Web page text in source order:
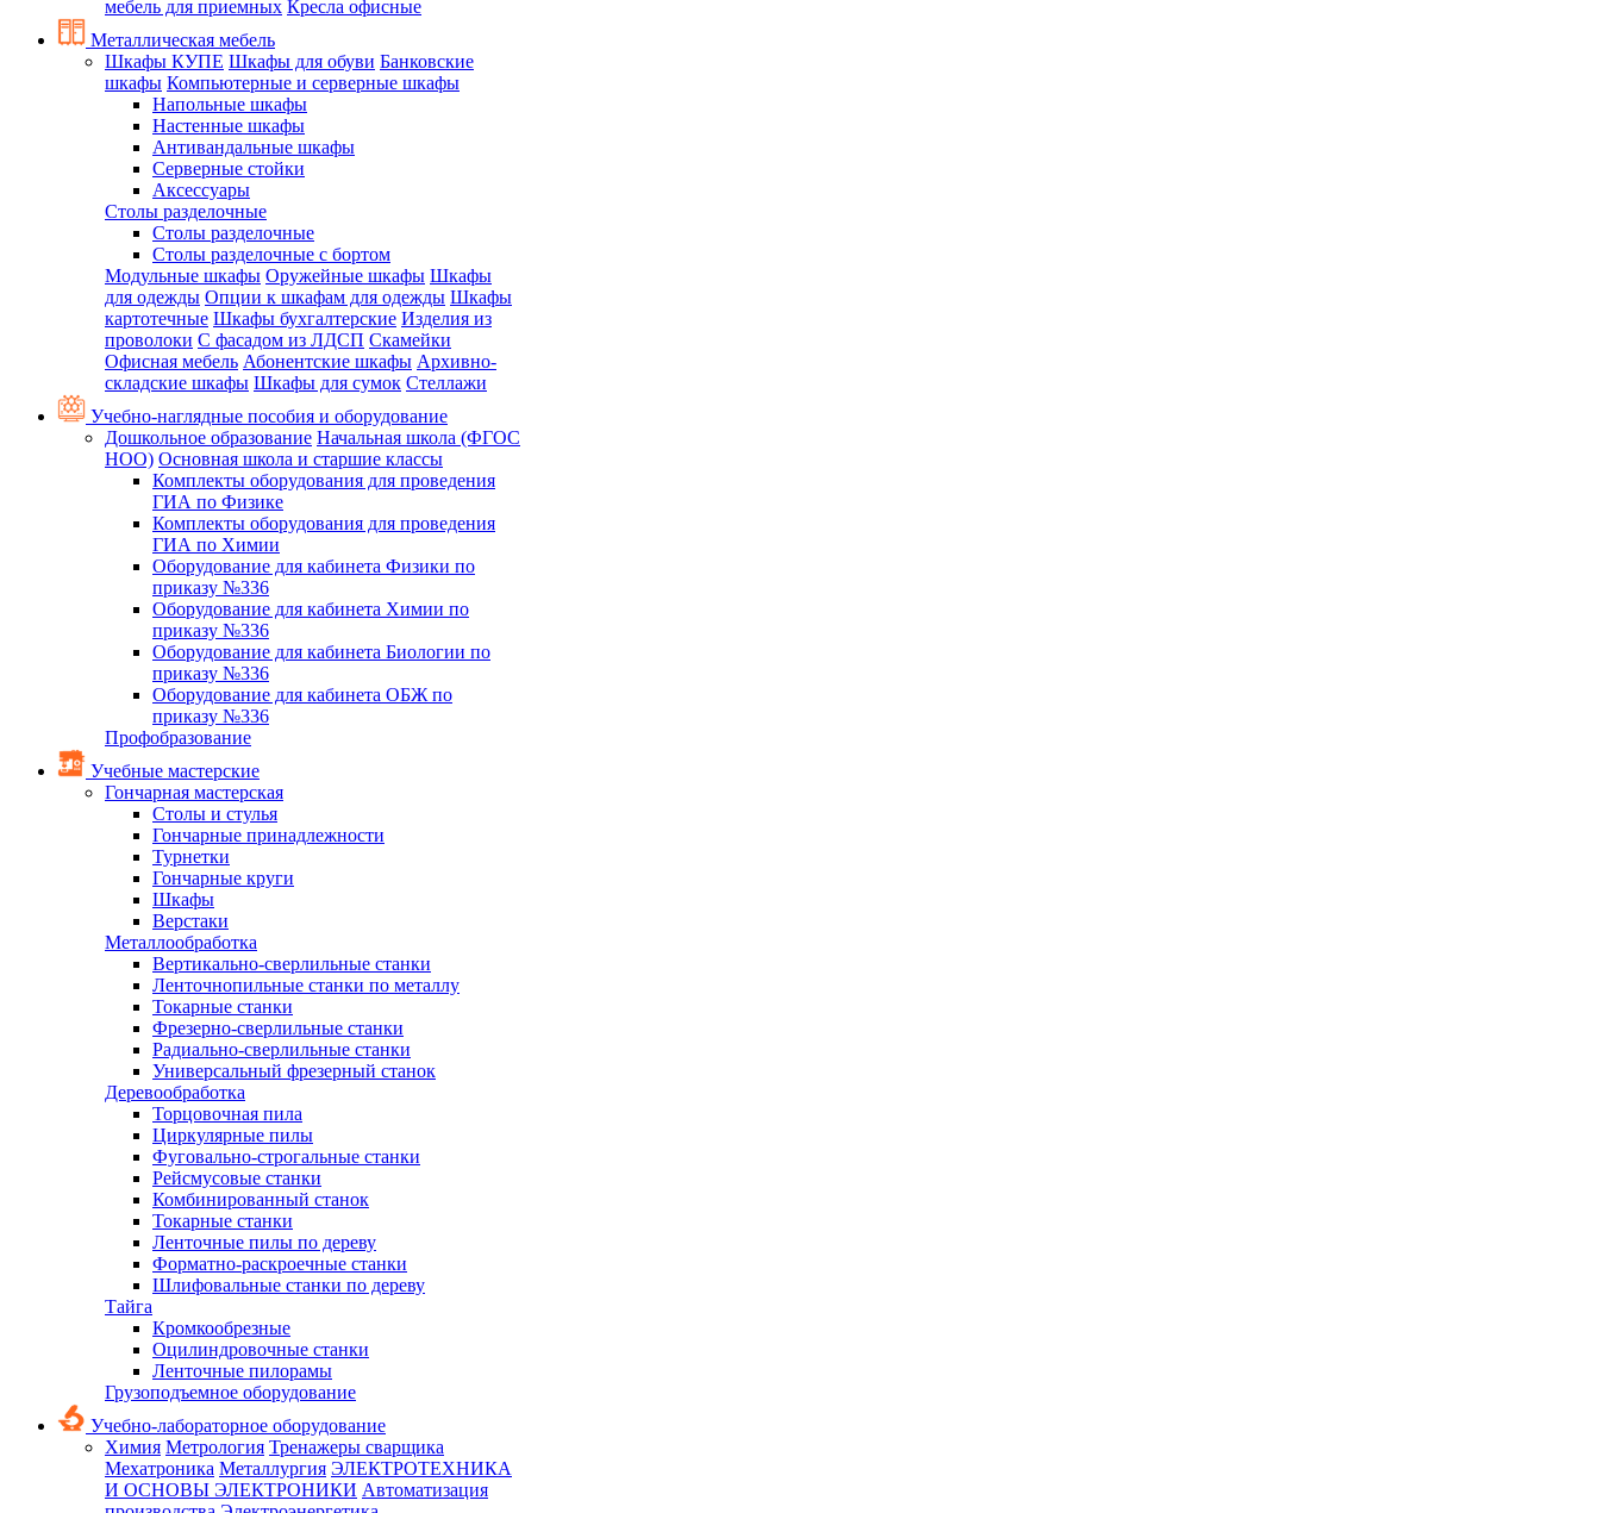
мебель для приемных Кресла офисные
Металлическая мебель
Шкафы КУПЕ Шкафы для обуви Банковские
шкафы Компьютерные и серверные шкафы
Напольные шкафы
Настенные шкафы
Антивандальные шкафы
Серверные стойки
Аксессуары
Столы разделочные
Столы разделочные
Столы разделочные с бортом
Модульные шкафы Оружейные шкафы Шкафы
для одежды Опции к шкафам для одежды Шкафы
картотечные Шкафы бухгалтерские Изделия из
проволоки С фасадом из ЛДСП Скамейки
Офисная мебель Абонентские шкафы Архивно-
складские шкафы Шкафы для сумок Стеллажи
Учебно-наглядные пособия и оборудование
Дошкольное образование Начальная школа (ФГОС
НОО) Основная школа и старшие классы
Комплекты оборудования для проведения
ГИА по Физике
Комплекты оборудования для проведения
ГИА по Химии
Оборудование для кабинета Физики по
приказу №336
Оборудование для кабинета Химии по
приказу №336
Оборудование для кабинета Биологии по
приказу №336
Оборудование для кабинета ОБЖ по
приказу №336
Профобразование
Учебные мастерские
Гончарная мастерская
Столы и стулья
Гончарные принадлежности
Турнетки
Гончарные круги
Шкафы
Верстаки
Металлообработка
Вертикально-сверлильные станки
Ленточнопильные станки по металлу
Токарные станки
Фрезерно-сверлильные станки
Радиально-сверлильные станки
Универсальный фрезерный станок
Деревообработка
Торцовочная пила
Циркулярные пилы
Фуговально-строгальные станки
Рейсмусовые станки
Комбинированный станок
Токарные станки
Ленточные пилы по дереву
Форматно-раскроечные станки
Шлифовальные станки по дереву
Тайга
Кромкообрезные
Оцилиндровочные станки
Ленточные пилорамы
Грузоподъемное оборудование
Учебно-лабораторное оборудование
Химия Метрология Тренажеры сварщика
Мехатроника Металлургия ЭЛЕКТРОТЕХНИКА
И ОСНОВЫ ЭЛЕКТРОНИКИ Автоматизация